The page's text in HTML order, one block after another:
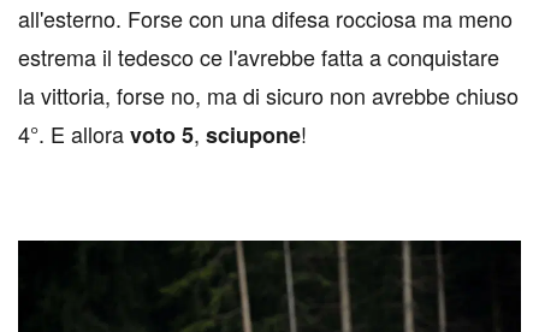
all'esterno. Forse con una difesa rocciosa ma meno
estrema il tedesco ce l'avrebbe fatta a conquistare
la vittoria, forse no, ma di sicuro non avrebbe chiuso
4°. E alloravoto 5, sciupone!